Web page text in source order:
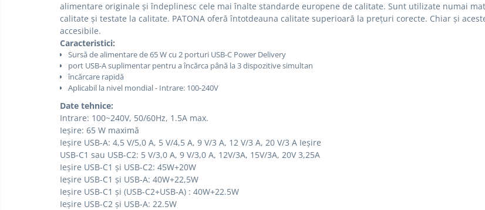
alimentare originale și îndeplinesc cele mai înalte standarde europene de calitate. Sunt utilizate numai
calitate și testate la calitate. PATONA oferă întotdeauna calitate superioară la prețuri corecte. Chiar și
accesibile.
Caracteristici:
Sursă de alimentare de 65 W cu 2 porturi USB-C Power Delivery
port USB-A suplimentar pentru a încărca până la 3 dispozitive simultan
încărcare rapidă
Aplicabil la nivel mondial - Intrare: 100-240V
Date tehnice:
Intrare: 100~240V, 50/60Hz, 1.5A max.
Ieșire: 65 W maximă
Ieșire USB-A: 4,5 V/5,0 A, 5 V/4,5 A, 9 V/3 A, 12 V/3 A, 20 V/3 A Ieșire
USB-C1 sau USB-C2: 5 V/3,0 A, 9 V/3,0 A, 12V/3A, 15V/3A, 20V 3,25A
Ieșire USB-C1 și USB-C2: 45W+20W
Ieșire USB-C1 și USB-A: 40W+22,5W
Ieșire USB-C1 și (USB-C2+USB-A) : 40W+22.5W
Ieșire USB-C2 și USB-A: 22.5W